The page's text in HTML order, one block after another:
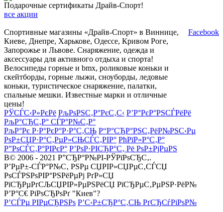
Подарочные сертификаты Драйв-Спорт!
все акции
Спортивные магазины «Драйв-Спорт» в Виннице,
Киеве, Днепре, Харькове, Одессе, Кривом Роге,
Запорожье и Львове. Снаряжение, одежда и
аксессуары для активного отдыха и спорта!
Велосипеды горные и bmx, роликовые коньки и
скейтборды, горные лыжи, сноуборды, ледовые
коньки, туристическое снаряжение, палатки,
спальные мешки. Известные марки и отличные
цены!
Facebook
РЎСЃС‹Р»РєРё РљРѕРЅС‚Р°РєС‚С‹ Р’Р°РєР°РЅСЃРёРё
РљР°СЂС‚Р° СЃР°Р№С‚Р°
РљР°Рє Р·Р°РєР°Р·Р°С‚СЊ Р“Р°СЂР°РЅС‚РёР№РЅС‹Рµ
РѕР±СЏР·Р°С‚РµР»СЊСЃС‚РІР° РћРїР»Р°С‚Р°
Р”РѕСЃС‚Р°РІРєР° Р’РѕР·РІСЂР°С‚ Рё РѕР±РјРµРЅ
В© 2006 - 2021 Р”СЂР°Р№РІ-РЎРїРѕСЂС‚.
Р’РµР±-СЃР°Р№С‚ РЅРµ СЏРІР»СЏРµС‚СЃСЏ
РѕСЃРЅРѕРІР°РЅРёРµРј РґР»СЏ
РїСЂРµРґСЉСЏРІР»РµРЅРёСЏ РїСЂРµС‚РµРЅР·РёР№
Р’Р°С€ РіРѕСЂРѕРґ "Киев"?
Р’СЃРµ РІРµСЂРЅРѕ Р’С‹Р±СЂР°С‚СЊ РґСЂСѓРіРѕР№